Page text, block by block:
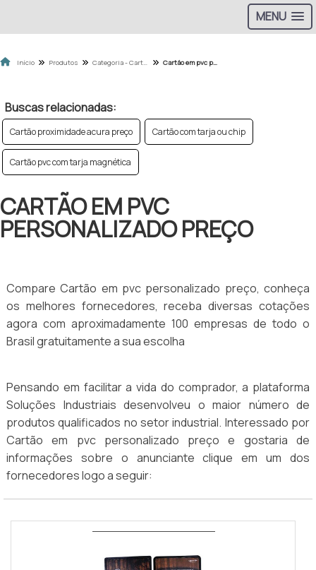
MENU
Início Produtos Categoria - Cartão de Aproximidade Cartão em pvc personalizado preço
Buscas relacionadas:
Cartão proximidade acura preço Cartão com tarja ou chip
Cartão pvc com tarja magnética
CARTÃO EM PVC
PERSONALIZADO PREÇO
Compare Cartão em pvc personalizado preço, conheça
os melhores fornecedores, receba diversas cotações
agora com aproximadamente 100 empresas de todo o
Brasil gratuitamente a sua escolha
Pensando em facilitar a vida do comprador, a plataforma
Soluções Industriais desenvolveu o maior número de
produtos qualificados no setor industrial. Interessado por
Cartão em pvc personalizado preço e gostaria de
informações sobre o anunciante clique em um dos
fornecedores logo a seguir: